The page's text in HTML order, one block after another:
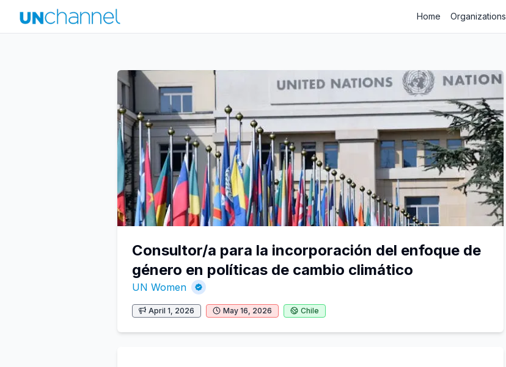
Home Organizations
Consultor/a para la incorporación del enfoque de
género en políticas de cambio climático
UN Women
April 1, 2026 May 16, 2026 Chile